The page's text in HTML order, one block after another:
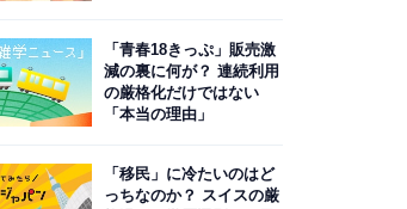
「青春18きっぷ」販売激
減の裏に何が？ 連続利用
の厳格化だけではない
「本当の理由」
「移民」に冷たいのはど
っちなのか？ スイスの厳